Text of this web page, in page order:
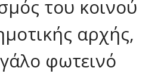
του κοινού
αρχής,
φωτεινό